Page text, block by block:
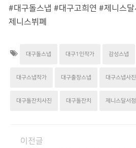
#대구돌스냅 #대구고희연 #제니스
제니스뷔폐
대구돌스냅 대구1인작가 감성스냅
대구스냅작가 대구출장스냅 대구스냅사진
대구돌잔치사진 대구돌잔치 제니스달서점
이전글